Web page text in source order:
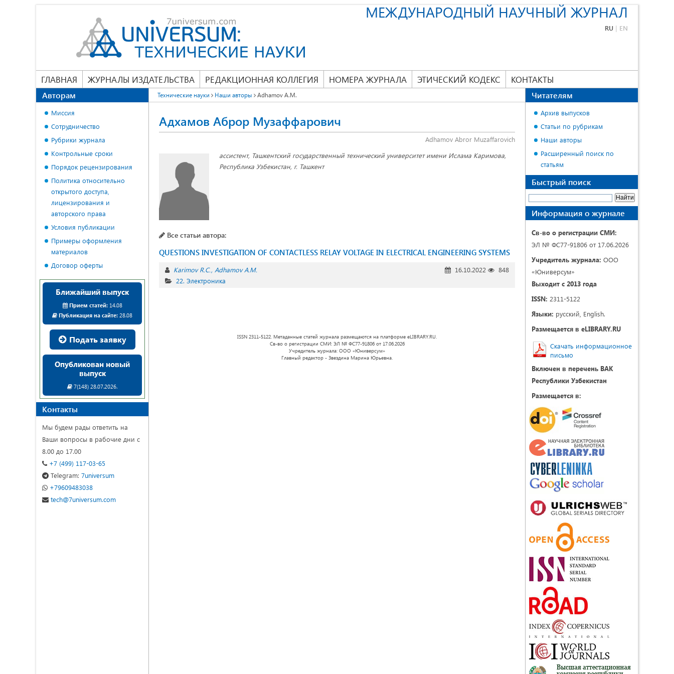
МЕЖДУНАРОДНЫЙ НАУЧНЫЙ ЖУРНАЛ
RU | EN
ГЛАВНАЯ ЖУРНАЛЫ ИЗДАТЕЛЬСТВА РЕДАКЦИОННАЯ КОЛЛЕГИЯ НОМЕРА ЖУРНАЛА ЭТИЧЕСКИЙ КОДЕКС КОНТАКТЫ
Технические науки Наши авторы Adhamov A.M.
Адхамов Аброр Музаффарович
Adhamov Abror Muzaffarovich
ассистент, Ташкентский государственный технический университет имени Ислама Каримова,
Республика Узбекистан, г. Ташкент
Все статьи автора:
QUESTIONS INVESTIGATION OF CONTACTLESS RELAY VOLTAGE IN ELECTRICAL ENGINEERING SYSTEMS
Karimov R.C. Adhamov A.M. 16.10.2022
848
22. Электроника
ISSN 2311-5122. Метаданные статей журнала размещаются на платформе eLIBRARY.RU.
Св-во о регистрации СМИ: ЭЛ № ФС77-91806 от 17.06.2026
Учредитель журнала: ООО «Юниверсум»
Главный редактор - Звездина Марина Юрьевна.
Авторам
Миссия
Сотрудничество
Рубрики журнала
Контрольные сроки
Порядок рецензирования
Политика относительно
открытого доступа,
лицензирования и
авторского права
Условия публикации
Примеры оформления
материалов
Договор оферты
Ближайший выпуск
Прием статей:14.08
Публикация на сайте: 28.08
Подать заявку
Опубликован новый
выпуск
7(148) 28.07.2026.
Контакты
Мы будем рады ответить на
Ваши вопросы в рабочие дни с
8.00 до 17.00
+7 (499) 117-03-65
Telegram: 7universum
+79609483038
tech@7universum.com
Читателям
Архив выпусков
Статьи по рубрикам
Наши авторы
Расширенный поиск по
статьям
Быстрый поиск
Информация о журнале
Св-во о регистрации СМИ:
ЭЛ № ФС77-91806 от 17.06.2026
Учредитель журнала: ООО
«Юниверсум»
Выходит с 2013 года
ISSN: 2311-5122
Языки: русский, English.
Размещается в eLIBRARY.RU
Скачать информационное
письмо
Включен в перечень ВАК
Республики Узбекистан
Размещается в: